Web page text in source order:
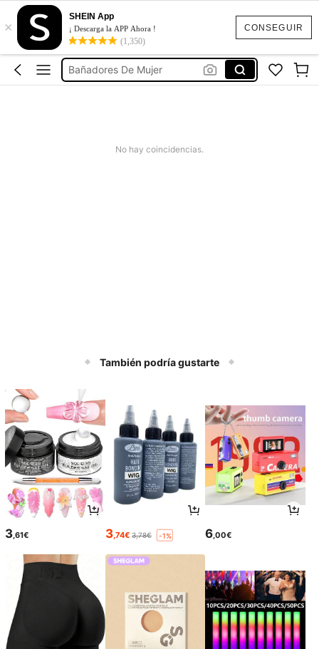
CONSEGUIR
×
SHEIN App
¡ Descarga la APP Ahora !
(1,350)
Vestido Verano Mujer
Bikinis Mujer
Bañadores De Mujer
Missguided
No hay coincidencias.
También podría gustarte
3 ,61€ 3,74€ 3,78€ -1% 6 ,00€